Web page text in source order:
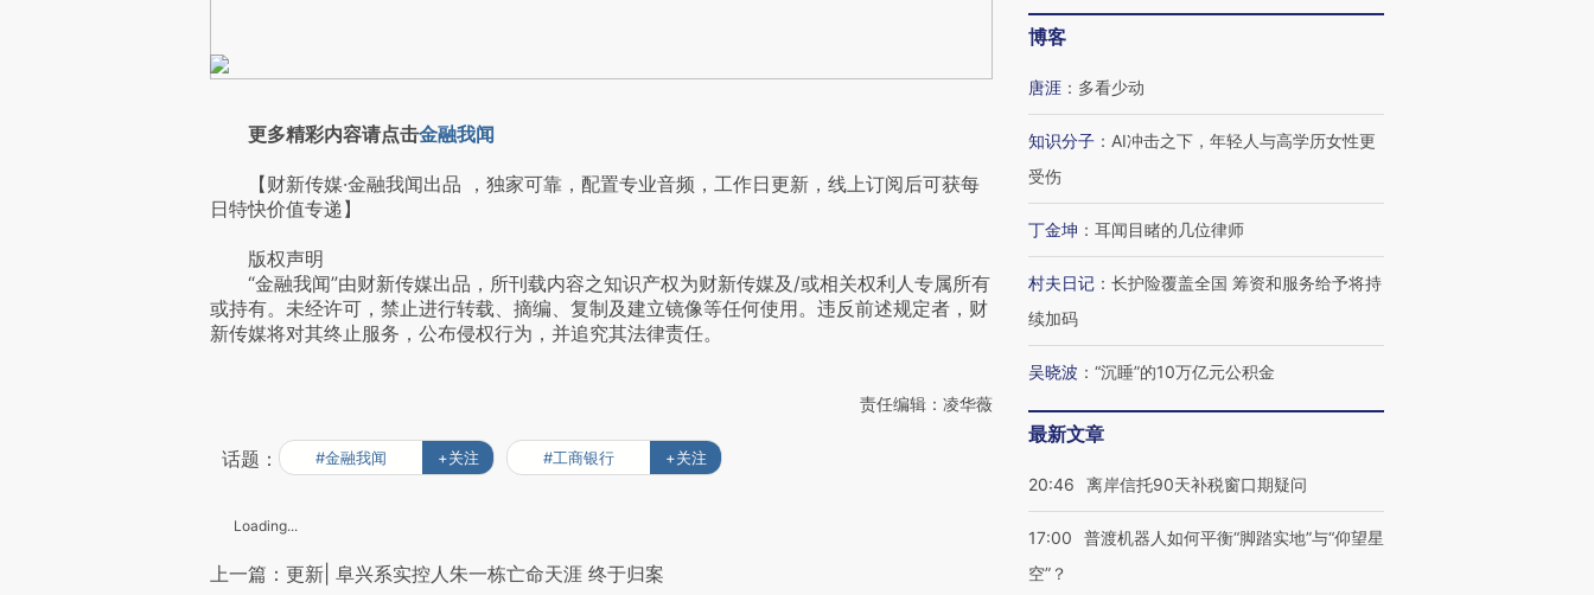
更多精彩内容请点击金融我闻
【财新传媒·金融我闻出品 ，独家可靠，配置专业音频，工作日更新，线上订阅后可获每
日特快价值专递】
版权声明
“金融我闻”由财新传媒出品，所刊载内容之知识产权为财新传媒及/或相关权利人专属所有
或持有。未经许可，禁止进行转载、摘编、复制及建立镜像等任何使用。违反前述规定者，财
新传媒将对其终止服务，公布侵权行为，并追究其法律责任。
责任编辑：凌华薇
话题： #金融我闻 +关注 #工商银行 +关注
Loading...
上一篇：更新| 阜兴系实控人朱一栋亡命天涯 终于归案
博客
唐涯 ： 多看少动
知识分子 ： AI冲击之下，年轻人与高学历女性更
受伤
丁金坤 ： 耳闻目睹的几位律师
村夫日记 ： 长护险覆盖全国 筹资和服务给予将持
续加码
吴晓波 ： “沉睡”的10万亿元公积金
最新文章
20:46 离岸信托90天补税窗口期疑问
17:00
普渡机器人如何平衡“脚踏实地”与“仰望星
空”？